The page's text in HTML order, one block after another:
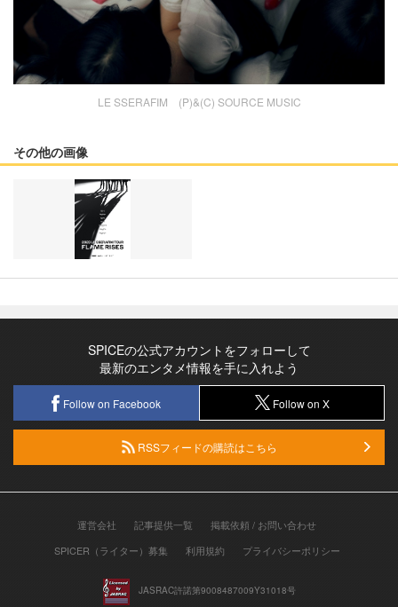
LE SSERAFIM (P)&(C) SOURCE MUSIC
その他の画像
SPICEの公式アカウントをフォローして
最新のエンタメ情報を手に入れよう
Follow on Facebook Follow on X
RSSフィードの購読はこちら
運営会社 記事提供一覧
掲載依頼 / お問い合わせ
SPICER（ライター）募集
利用規約 プライバシーポリシー
JASRAC許諾第9008487009Y31018号